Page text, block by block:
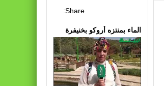
Share:
الماء بمنتزه أروكو بخنيفرة